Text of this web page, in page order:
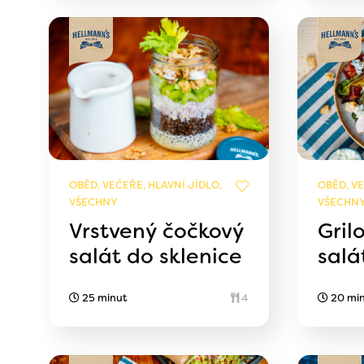
OBĚD, VEČEŘE, HLAVNÍ JÍDLO,
VŠECHNY
Vrstvený čočkový
salát do sklenice
25 minut 4
OBĚD,
20